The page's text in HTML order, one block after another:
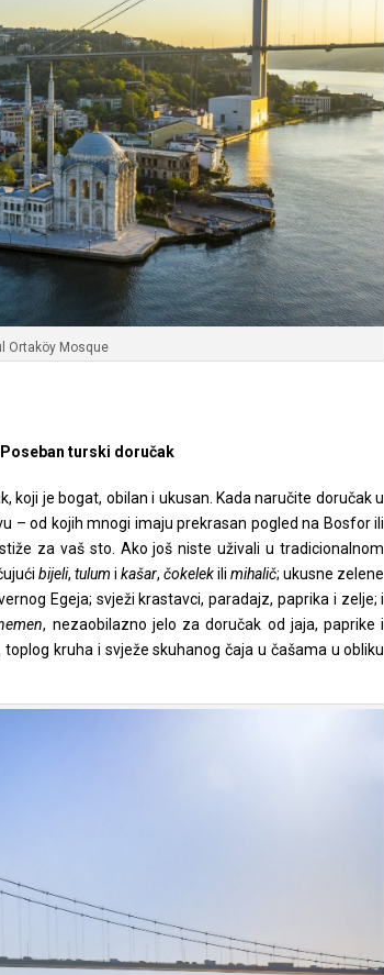
Ortaköy Mosque
turski doručak
koji je bogat, obilan i ukusan. Kada naručite doručak u
– od kojih mnogi imaju prekrasan pogled na Bosfor ili
za vaš sto. Ako još niste uživali u tradicionalnom
bijeli,tulum ikašar,čokelekilimihalič; ukusne zelene
Egeja; svježi krastavci, paradajz, paprika i zelje; i
, nezaobilazno jelo za doručak od jaja, paprike i
kruha i svježe skuhanog čaja u čašama u obliku